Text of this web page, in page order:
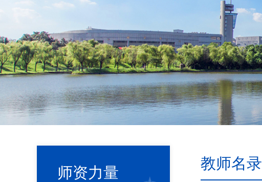
师资力量
教师名录